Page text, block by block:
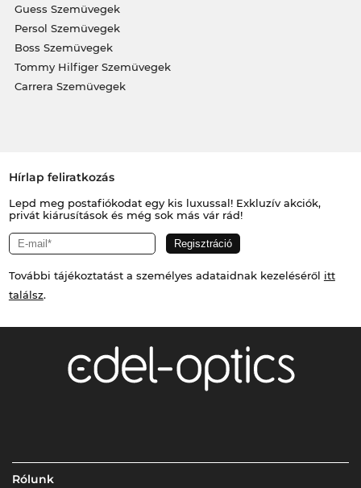
Guess Szemüvegek
Persol Szemüvegek
Boss Szemüvegek
Tommy Hilfiger Szemüvegek
Carrera Szemüvegek
Hírlap feliratkozás
Lepd meg postafiókodat egy kis luxussal! Exkluzív akciók,
privát kiárusítások és még sok más vár rád!
További tájékoztatást a személyes adataidnak kezeléséről itt
találsz.
Rólunk